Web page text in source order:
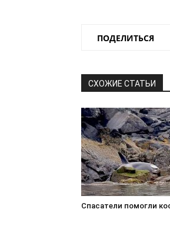
ПОДЕЛИТЬСЯ
СХОЖИЕ СТАТЬИ
Спасатели помогли